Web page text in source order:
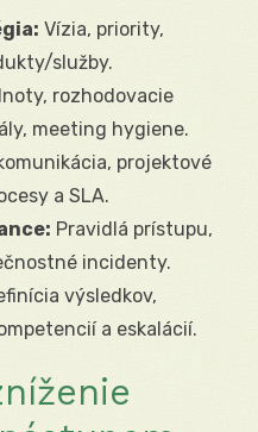
Vízia, priority,
služby.
rozhodovacie
meeting hygiene.
projektové
a SLA.
Pravidlá prístupu,
incidenty.
výsledkov,
a eskalácií.